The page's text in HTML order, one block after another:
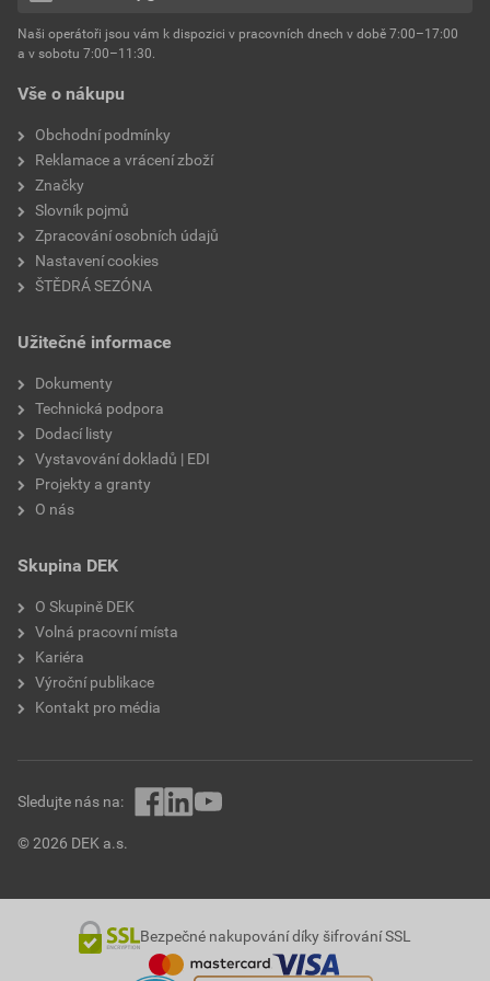
Environmentální prohlášení výrobku
Stáhnout
Velikost
hmotnost 25 kg
typ výrobku
faktor difuzního odporu
Vše o nákupu
Obchodní podmínky
Reklamace a vrácení zboží
Značky
Slovník pojmů
Zpracování osobních údajů
Nastavení cookies
ŠTĚDRÁ SEZÓNA
Užitečné informace
Dokumenty
Technická podpora
Dodací listy
Vystavování dokladů | EDI
Projekty a granty
O nás
Skupina DEK
O Skupině DEK
Volná pracovní místa
Kariéra
Výroční publikace
Kontakt pro média
Naši operátoři jsou vám k dispozici v pracovních dnech v době 7:00–17:00
a v sobotu 7:00–11:30.
© 2026 DEK a.s.
Sledujte nás na:
Bezpečné nakupování díky šifrování SSL